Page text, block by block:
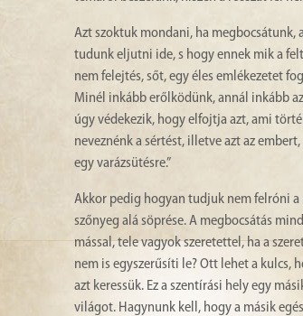
Azt szoktuk mondani, ha megbocsátunk,
tudunk eljutni ide, s hogy ennek mik a
nem felejtés, sőt, egy éles emlékezetet
Minél inkább erőlködünk, annál inkább
úgy védekezik, hogy elfojtja azt, ami
neveznénk a sértést, illetve azt az
egy varázsütésre.”
Akkor pedig hogyan tudjuk nem felróni a
szőnyeg alá söprése. A megbocsátás
mással, tele vagyok szeretettel, ha a
nem is egyszerűsíti le? Ott lehet a kulcs,
azt keressük. Ez a szentírási hely egy
világot. Hagynunk kell, hogy a másik